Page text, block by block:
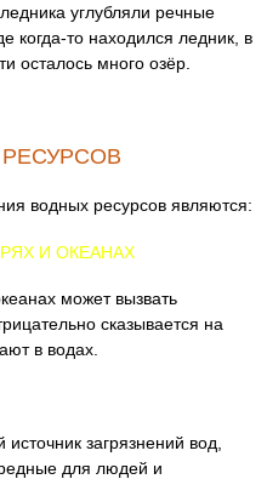
углубляли речные
когда-то находился ледник, в
осталось много озёр.
водных ресурсов являются:
И ОКЕАНАХ
может вызвать
сказывается на
в водах.
загрязнений вод,
для людей и